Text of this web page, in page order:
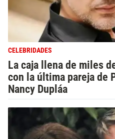
CELEBRIDADES
La caja llena de miles
con la última pareja de
Nancy Dupláa